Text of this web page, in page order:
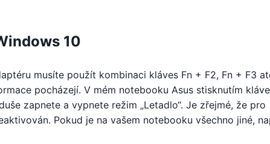
10
musíte použít kombinaci kláves Fn + F2, Fn + F3
pocházejí. V mém notebooku Asus stisknutím
zapnete a vypnete režim „Letadlo“. Je zřejmé, že pro
Pokud je na vašem notebooku všechno jiné,